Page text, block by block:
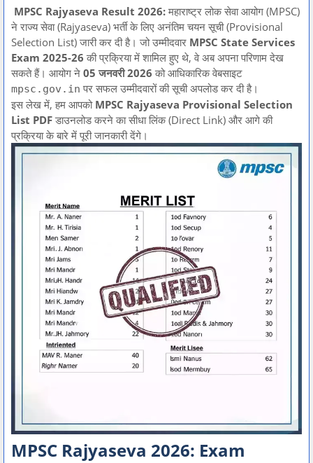
MPSC Rajyaseva Result 2026: महाराष्ट्र लोक सेवा आयोग (MPSC)
ने राज्य सेवा (Rajyaseva) भर्ती के लिए अनंतिम चयन सूची (Provisional
Selection List) जारी कर दी है। जो उम्मीदवार MPSC State Services
Exam 2025-26 की प्रक्रिया में शामिल हुए थे, वे अब अपना परिणाम देख
सकते हैं। आयोग ने 05 जनवरी 2026 को आधिकारिक वेबसाइट
mpsc.gov.in पर सफल उम्मीदवारों की सूची अपलोड कर दी है।
इस लेख में, हम आपको MPSC Rajyaseva Provisional Selection
List PDF डाउनलोड करने का सीधा लिंक (Direct Link) और आगे की
प्रक्रिया के बारे में पूरी जानकारी देंगे।
MPSC Rajyaseva 2026: Exam